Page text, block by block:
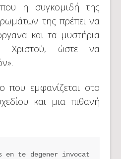
η συγκομιδή της
της πρέπει να
και τα μυστήρια
ώστε να
που εμφανίζεται στο
και μια πιθανή
en te degener invocat